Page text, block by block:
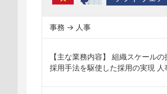
事務 → 人事
【主な業務内容】 組織スケール
採用手法を駆使した採用の実現